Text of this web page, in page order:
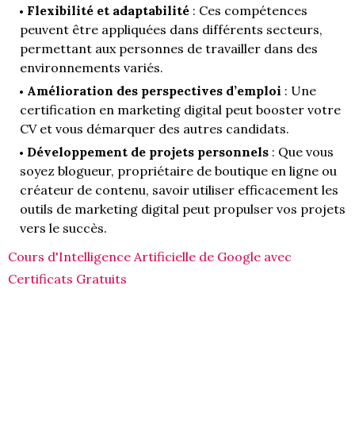
Flexibilité et adaptabilité : Ces compétences
peuvent être appliquées dans différents secteurs,
permettant aux personnes de travailler dans des
environnements variés.
Amélioration des perspectives d’emploi : Une
certification en marketing digital peut booster votre
CV et vous démarquer des autres candidats.
Développement de projets personnels : Que vous
soyez blogueur, propriétaire de boutique en ligne ou
créateur de contenu, savoir utiliser efficacement les
outils de marketing digital peut propulser vos projets
vers le succès.
Cours d'Intelligence Artificielle de Google avec
Certificats Gratuits